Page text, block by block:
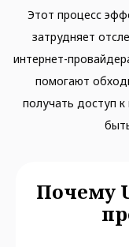
Этот процесс
затрудняет
интернет-
помогают
получать доступ
Почему